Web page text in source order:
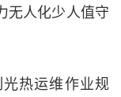
无人化少人值守
热运维作业规